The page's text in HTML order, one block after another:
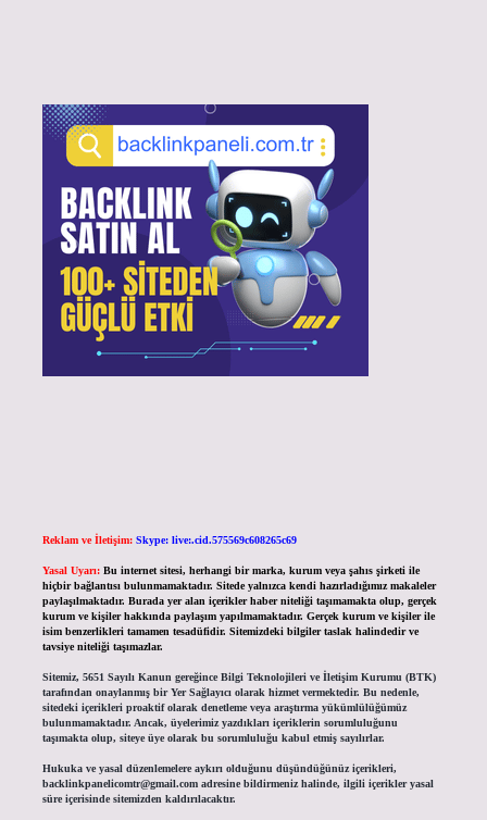
Reklam ve İletişim: Skype: live:.cid.575569c608265c69
Yasal Uyarı: Bu internet sitesi, herhangi bir marka, kurum veya şahıs şirketi ile
hiçbir bağlantısı bulunmamaktadır. Sitede yalnızca kendi hazırladığımız makaleler
paylaşılmaktadır. Burada yer alan içerikler haber niteliği taşımamakta olup, gerçek
kurum ve kişiler hakkında paylaşım yapılmamaktadır. Gerçek kurum ve kişiler ile
isim benzerlikleri tamamen tesadüfidir. Sitemizdeki bilgiler taslak halindedir ve
tavsiye niteliği taşımazlar.
Sitemiz, 5651 Sayılı Kanun gereğince Bilgi Teknolojileri ve İletişim Kurumu (BTK)
tarafından onaylanmış bir Yer Sağlayıcı olarak hizmet vermektedir. Bu nedenle,
sitedeki içerikleri proaktif olarak denetleme veya araştırma yükümlülüğümüz
bulunmamaktadır. Ancak, üyelerimiz yazdıkları içeriklerin sorumluluğunu
taşımakta olup, siteye üye olarak bu sorumluluğu kabul etmiş sayılırlar.
Hukuka ve yasal düzenlemelere aykırı olduğunu düşündüğünüz içerikleri,
backlinkpanelicomtr@gmail.comadresine bildirmeniz halinde, ilgili içerikler yasal
süre içerisinde sitemizden kaldırılacaktır.